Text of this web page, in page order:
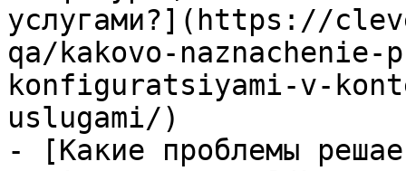
услугами?](https://
qa/kakovo-
konfiguratsiyami-v-
uslugami/)
- [Какие проблемы